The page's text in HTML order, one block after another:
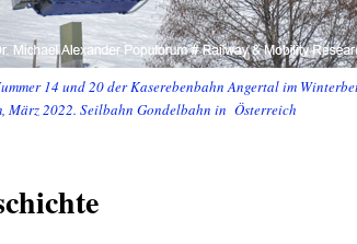
14 und 20 der Kaserebenbahn Angertal im
März 2022. Seilbahn Gondelbahn in Österreich